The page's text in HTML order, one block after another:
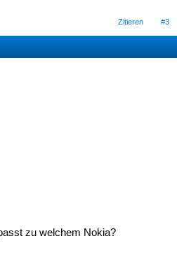
Zitieren #3
zu welchem Nokia?